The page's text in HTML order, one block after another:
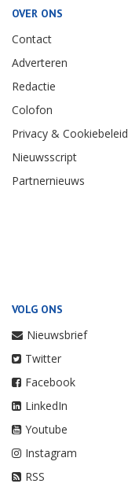
OVER ONS
Contact
Adverteren
Redactie
Colofon
Privacy & Cookiebeleid
Nieuwsscript
Partnernieuws
VOLG ONS
Nieuwsbrief
Twitter
Facebook
LinkedIn
Youtube
Instagram
RSS